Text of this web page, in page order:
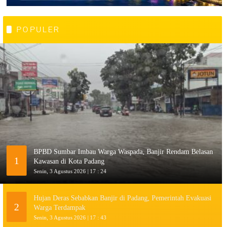
POPULER
1
BPBD Sumbar Imbau Warga Waspada, Banjir Rendam Belasan
Kawasan di Kota Padang
Senin, 3 Agustus 2026 | 17 : 24
2
Hujan Deras Sebabkan Banjir di Padang, Pemerintah Evakuasi
Warga Terdampak
Senin, 3 Agustus 2026 | 17 : 43